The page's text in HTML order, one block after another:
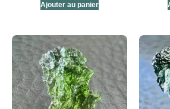
Ajouter au panier